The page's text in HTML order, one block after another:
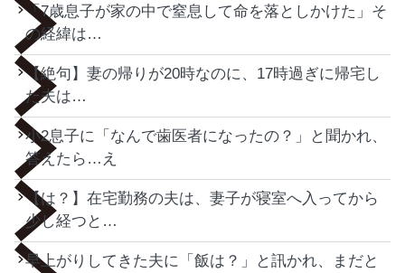
「7歳息子が家の中で窒息して命を落としかけた」そ
の経緯は…
【絶句】妻の帰りが20時なのに、17時過ぎに帰宅し
た夫は…
小2息子に「なんで歯医者になったの？」と聞かれ、
答えたら…え
【は？】在宅勤務の夫は、妻子が寝室へ入ってから
少し経つと…
早上がりしてきた夫に「飯は？」と訊かれ、まだと